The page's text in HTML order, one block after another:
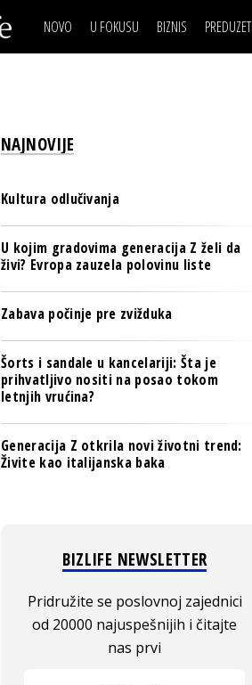
NOVO U FOKUSU BIZNIS
BREND I
OSIGURANJE
TECH I AI
PULS REGIONA
NOVO NA RAFU
IZJAVA DANABIZNIS SCENA
BREND I
TECH I AI
BIZNIS & SPORT
NAJNOVIJE
Kultura odlučivanja
U kojim gradovima generacija Z želi da
živi? Evropa zauzela polovinu liste
Zabava počinje pre zvižduka
Šorts i sandale u kancelariji: Šta je
prihvatljivo nositi na posao tokom
letnjih vrućina?
Generacija Z otkrila novi životni trend:
Živite kao italijanska baka
BIZLIFE NEWSLETTER
Pridružite se poslovnoj zajednici
od 20000 najuspešnijih i čitajte
nas prvi